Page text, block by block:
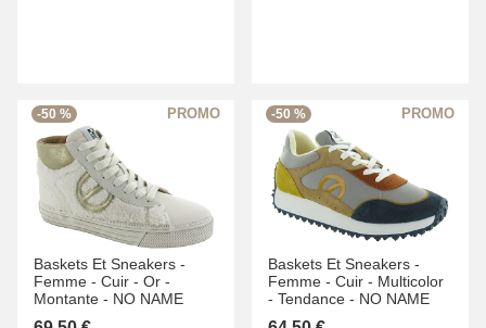
-50 %
Baskets Et Sneakers -
Femme - Cuir - Or -
Montante - NO NAME
-50 %
Baskets Et Sneakers -
Femme - Cuir - Multicolor
- Tendance - NO NAME